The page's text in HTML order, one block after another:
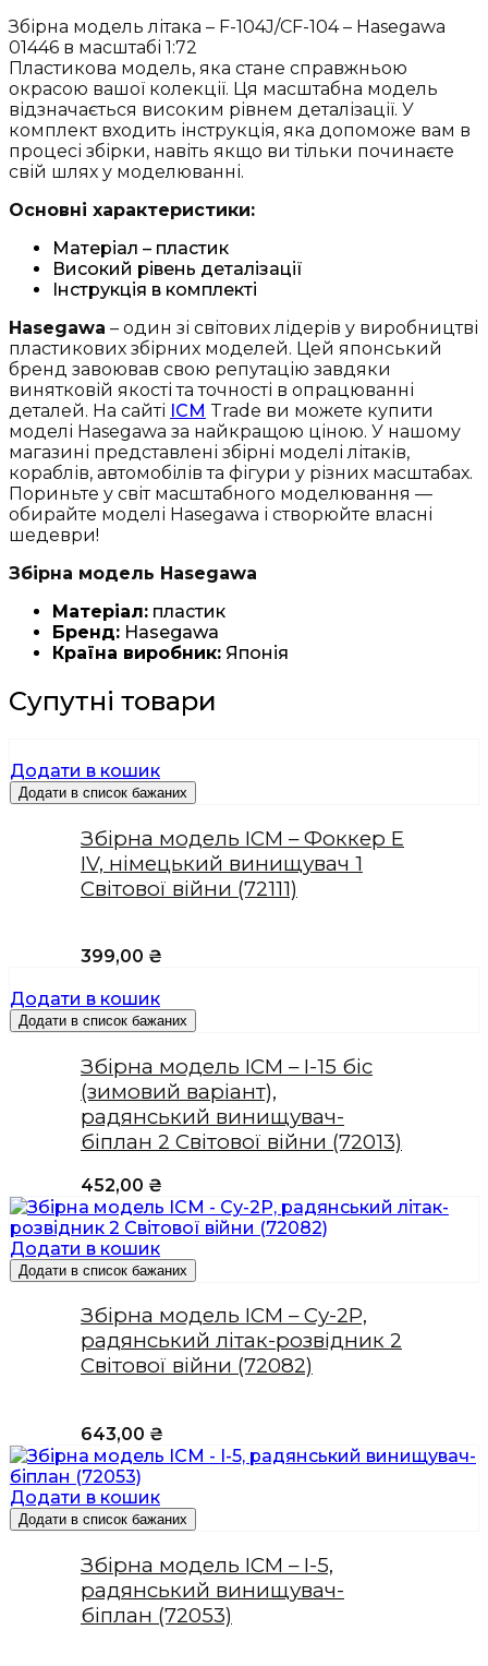
Hasegawa
01446
кількість
Збірна модель літака – F-104J/CF-104 – Hasegawa
01446 в масштабі 1:72
Пластикова модель, яка стане справжньою
окрасою вашої колекції. Ця масштабна модель
відзначається високим рівнем деталізації. У
комплект входить інструкція, яка допоможе вам в
процесі збірки, навіть якщо ви тільки починаєте
свій шлях у моделюванні.
Основні характеристики:
Матеріал – пластик
Високий рівень деталізації
Інструкція в комплекті
Hasegawa – один зі світових лідерів у виробництві
пластикових збірних моделей. Цей японський
бренд завоював свою репутацію завдяки
винятковій якості та точності в опрацюванні
деталей. На сайті ICM Trade ви можете купити
моделі Hasegawa за найкращою ціною. У нашому
магазині представлені збірні моделі літаків,
кораблів, автомобілів та фігури у різних масштабах.
Пориньте у світ масштабного моделювання —
обирайте моделі Hasegawa і створюйте власні
шедеври!
Збірна модель Hasegawa
Матеріал: пластик
Бренд: Hasegawa
Країна виробник: Японія
Супутні товари
Додати в кошик
Додати в список бажаних
Збірна модель ICM – Фоккер Е
IV, німецький винищувач 1
Світової війни (72111)
399,00 ₴
Додати в кошик
Додати в список бажаних
Збірна модель ICM – І-15 біс
(зимовий варіант),
радянський винищувач-
біплан 2 Світової війни (72013)
452,00 ₴
Додати в кошик
Додати в список бажаних
Збірна модель ICM – Су-2Р,
радянський літак-розвідник 2
Світової війни (72082)
643,00 ₴
Додати в кошик
Додати в список бажаних
Збірна модель ICM – І-5,
радянський винищувач-
біплан (72053)